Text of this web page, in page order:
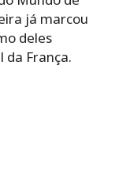
já marcou
deles
França.